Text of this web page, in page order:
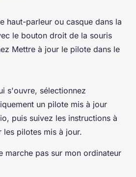
haut-parleur ou casque dans la
le bouton droit de la souris
Mettre à jour le pilote dans le
s'ouvre, sélectionnez
un pilote mis à jour
puis suivez les instructions à
pilotes mis à jour.